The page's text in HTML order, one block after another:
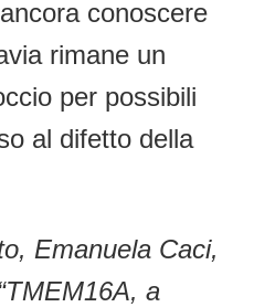
conoscere
rimane un
per possibili
al difetto della
Emanuela Caci,
a